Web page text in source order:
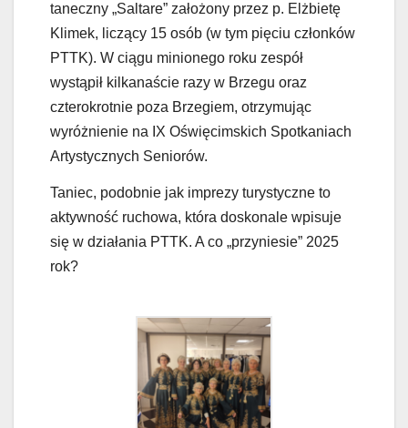
taneczny „Saltare” założony przez p. Elżbietę
Klimek, liczący 15 osób (w tym pięciu członków
PTTK). W ciągu minionego roku zespół
wystąpił kilkanaście razy w Brzegu oraz
czterokrotnie poza Brzegiem, otrzymując
wyróżnienie na IX Oświęcimskich Spotkaniach
Artystycznych Seniorów.
Taniec, podobnie jak imprezy turystyczne to
aktywność ruchowa, która doskonale wpisuje
się w działania PTTK. A co „przyniesie” 2025
rok?